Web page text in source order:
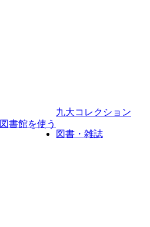
図書館を使う
九大コレクション
図書・雑誌